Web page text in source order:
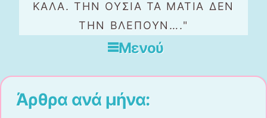
ΚΑΛΆ. ΤΗΝ ΟΥΣΊΑ ΤΑ ΜΆΤΙΑ ΔΕΝ
ΤΗΝ ΒΛΈΠΟΥΝ…."
Μενού
Άρθρα ανά μήνα: